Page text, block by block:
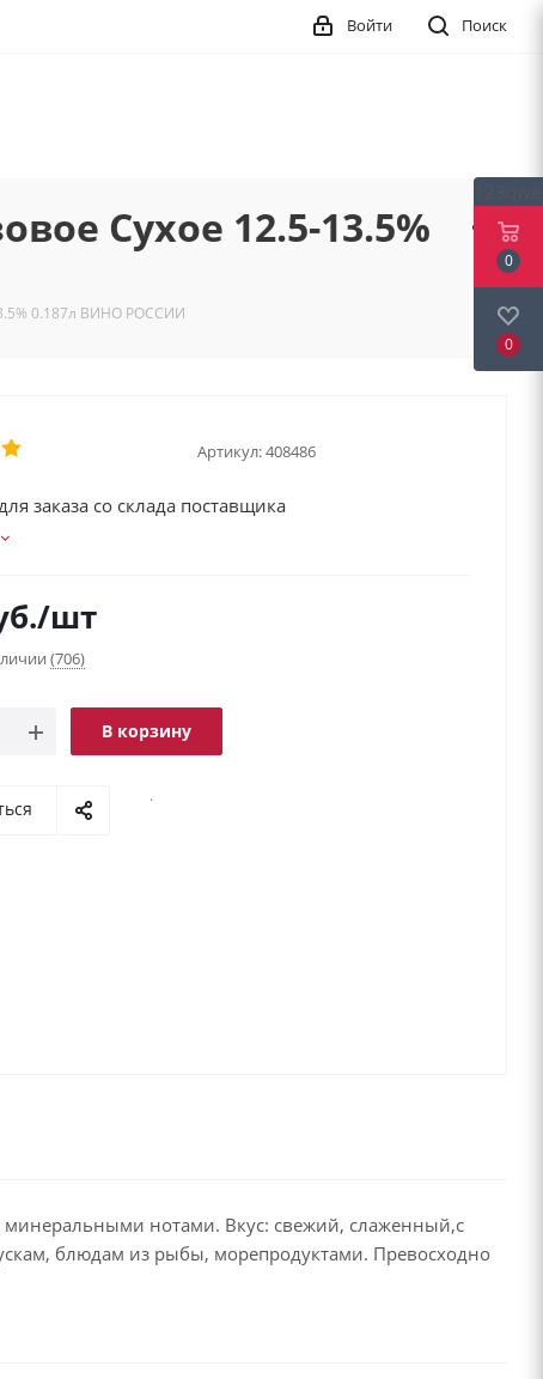
Поиск
Войти
Сухое 12.5-13.5%
0.187л ВИНО РОССИИ
Артикул:408486
заказа со склада поставщика
/шт
(706)
В корзину
.
нотами. Вкус: свежий, слаженный,с
блюдам из рыбы, морепродуктами. Превосходно
0
0